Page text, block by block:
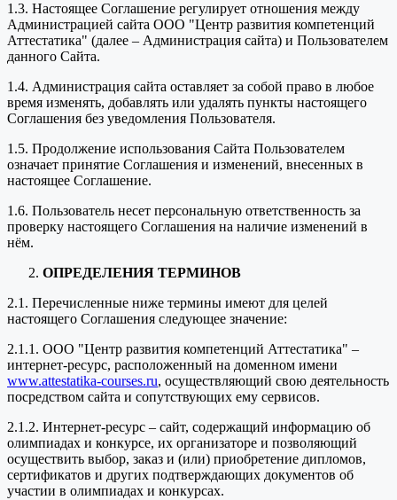
1.3. Настоящее Соглашение регулирует отношения между
Администрацией сайта ООО "Центр развития компетенций
Аттестатика" (далее – Администрация сайта) и Пользователем
данного Сайта.
1.4. Администрация сайта оставляет за собой право в любое
время изменять, добавлять или удалять пункты настоящего
Соглашения без уведомления Пользователя.
1.5. Продолжение использования Сайта Пользователем
означает принятие Соглашения и изменений, внесенных в
настоящее Соглашение.
1.6. Пользователь несет персональную ответственность за
проверку настоящего Соглашения на наличие изменений в
нём.
ОПРЕДЕЛЕНИЯ ТЕРМИНОВ
2.1. Перечисленные ниже термины имеют для целей
настоящего Соглашения следующее значение:
2.1.1. ООО "Центр развития компетенций Аттестатика" –
интернет-ресурс, расположенный на доменном имени
www.attestatika-courses.ru, осуществляющий свою деятельность
посредством сайта и сопутствующих ему сервисов.
2.1.2. Интернет-ресурс – сайт, содержащий информацию об
олимпиадах и конкурсе, их организаторе и позволяющий
осуществить выбор, заказ и (или) приобретение дипломов,
сертификатов и других подтверждающих документов об
участии в олимпиадах и конкурсах.